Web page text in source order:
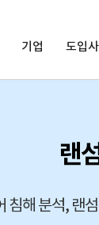
기업 도입사
랜
침해 분석, 랜